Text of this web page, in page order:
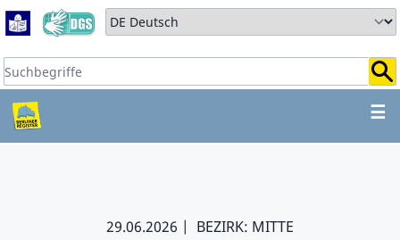
Zum Hauptbereich springen
Zum Hauptmenü springen
Sprache auswählen:
Suchbegriffe:
☰
ZUM HAUPTBEREICH
29.06.2026 BEZIRK: MITTE